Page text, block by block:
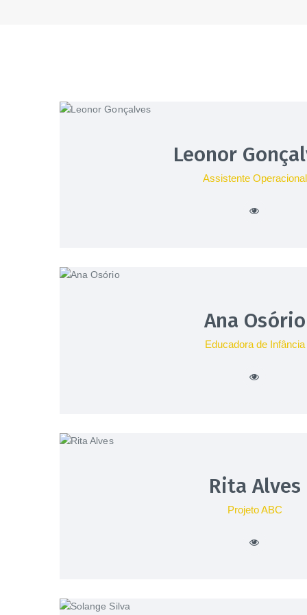
Leonor
Assistente Operacional
Ana Osório
Educadora de Infância
Rita Alves
Projeto ABC